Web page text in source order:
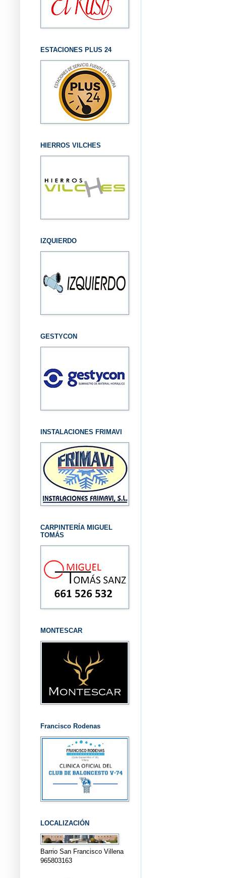
ESTACIONES PLUS 24
HIERROS VILCHES
IZQUIERDO
GESTYCON
INSTALACIONES FRIMAVI
CARPINTERÍA MIGUEL
TOMÁS
MONTESCAR
Francisco Rodenas
LOCALIZACIÓN
Barrio San Francisco Villena
965803163